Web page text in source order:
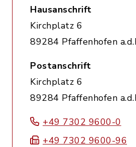
Hausanschrift
Kirchplatz 6
89284 Pfaffenhofen
Postanschrift
Kirchplatz 6
89284 Pfaffenhofen
+49 7302 9600-0
+49 7302 9600-96